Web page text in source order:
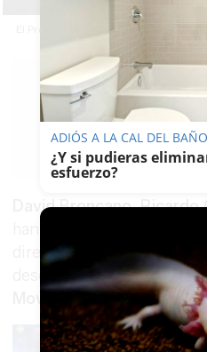
RUBÉN
12/11/2021
David Broncano,
dirección en los
Premios
desempeñan enLa
ADIÓS A LA CAL DEL BAÑO
¿Y si pudieras
esfuerzo?